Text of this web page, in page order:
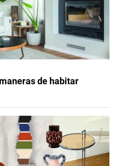
de habitar